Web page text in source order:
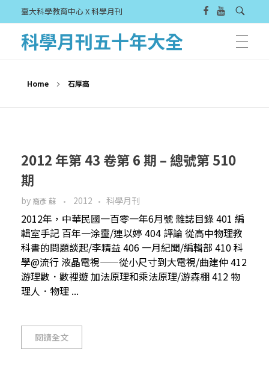
臺大科學教育中心 X 科學月刊
科學月刊五十年大全
Home 石厚高
2012 年第 43 卷第 6 期 – 總號第 510
期
by 裔彥 蘇 2012 科學月刊
2012年，中華民國一百零一年6月號 雜誌目錄 401 編
輯室手記 百年一涂靈/連以婷 404 評論 從高中物理教
科書的問題談起/李精益 406 一月紀聞/編輯部 410 科
學@流行 液晶電視——從小尺寸到大電視/曲建仲 412
游理數．數裡遊 加法原理和乘法原理/游森棚 412 物
理人．物理 ...
閱讀全文